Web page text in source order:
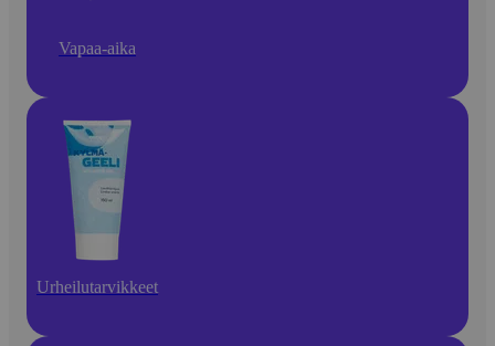
Vapaa-aika
Urheilutarvikkeet